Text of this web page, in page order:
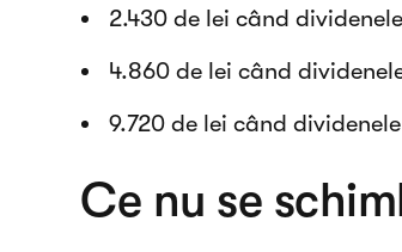
2.430 de lei când
4.860 de lei când
9.720 de lei când
Ce nu se